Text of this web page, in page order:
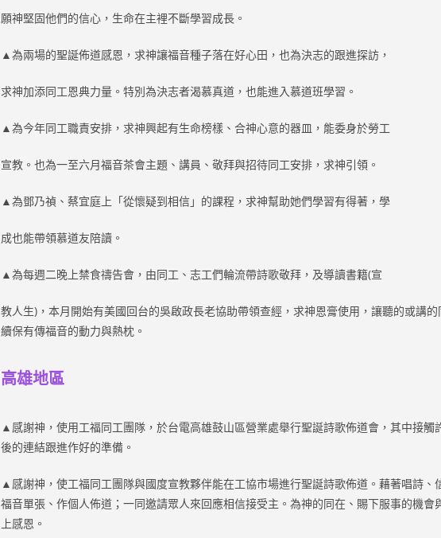
願神堅固他們的信心，生命在主裡不斷學習成長。
▲為兩場的聖誕佈道感恩，求神讓福音種子落在好心田，也為決志的跟進探訪，
求神加添同工恩典力量。特別為決志者渴慕真道，也能進入慕道班學習。
▲為今年同工職責安排，求神興起有生命榜樣、合神心意的器皿，能委身於勞工
宣教。也為一至六月福音茶會主題、講員、敬拜與招待同工安排，求神引領。
▲為鄧乃禎、蔡宜庭上「從懷疑到相信」的課程，求神幫助她們學習有得著，學
成也能帶領慕道友陪讀。
▲為每週二晚上禁食禱告會，由同工、志工們輪流帶詩歌敬拜，及導讀書籍(宣
教人生)，本月開始有美國回台的吳啟政長老協助帶領查經，求神恩膏使用，讓聽的或講
續保有傳福音的動力與熱枕。
高雄地區
▲ 感謝神，使用工福同工團隊，於台電高雄鼓山區營業處舉行聖誕詩歌佈道會，其中接觸
後的連結跟進作好的準備。
▲ 感謝神，使工福同工團隊與國度宣教夥伴能在工協市場進行聖誕詩歌佈道。藉著唱詩、
福音單張、作個人佈道；一同邀請眾人來回應相信接受主。為神的同在、賜下服事的機會
上感恩。